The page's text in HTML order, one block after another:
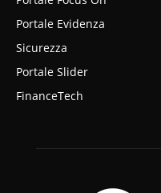
Portale Evidenza
Sicurezza
Portale Slider
FinanceTech